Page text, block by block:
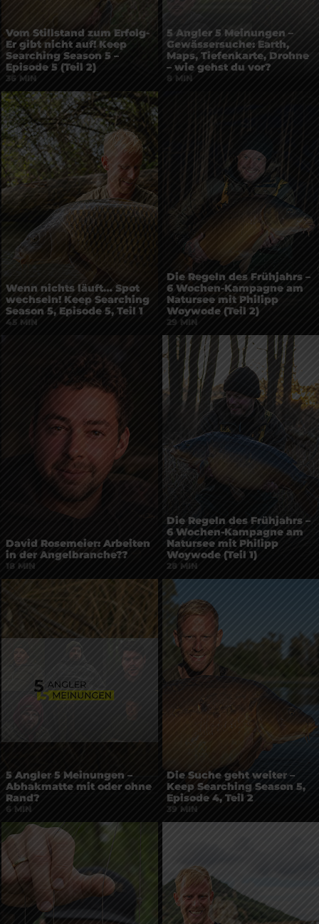
36 MIN
Vom Stillstand zum Erfolg-
Er gibt nicht auf! Keep
Searching Season 5 –
Episode 5 (Teil 2)
8 MIN
5 Angler 5 Meinungen –
Gewässersuche: Earth,
Maps, Tiefenkarte, Drohne
– wie gehst du vor?
45 MIN
Wenn nichts läuft… Spot
wechseln! Keep Searching
Season 5, Episode 5, Teil 1
29 MIN
Die Regeln des Frühjahrs –
6 Wochen-Kampagne am
Natursee mit Philipp
Woywode (Teil 2)
18 MIN
David Rosemeier: Arbeiten
in der Angelbranche??
28 MIN
Die Regeln des Frühjahrs –
6 Wochen-Kampagne am
Natursee mit Philipp
Woywode (Teil 1)
6 MIN
5 Angler 5 Meinungen –
Abhakmatte mit oder ohne
Rand?
39 MIN
Die Suche geht weiter –
Keep Searching Season 5,
Episode 4, Teil 2